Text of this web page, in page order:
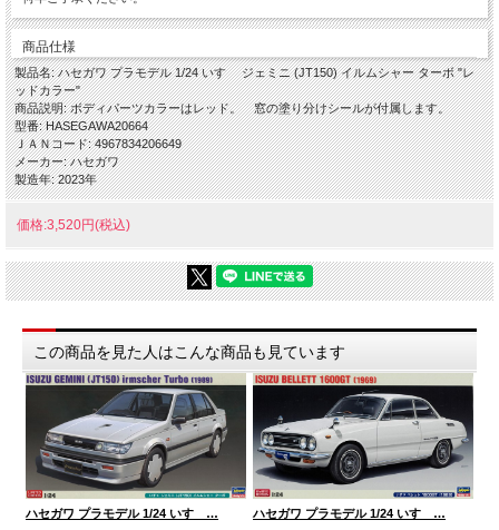
商品仕様
製品名: ハセガワ プラモデル 1/24 いすゞ ジェミニ (JT150) イルムシャー ターボ "レ
ッドカラー"
商品説明: ボディパーツカラーはレッド。 窓の塗り分けシールが付属します。
型番: HASEGAWA20664
ＪＡＮコード: 4967834206649
メーカー: ハセガワ
製造年: 2023年
価格:3,520円(税込)
この商品を見た人はこんな商品も見ています
ハセガワ プラモデル 1/24 いすゞ… ハセガワ プラモデル 1/24 いすゞ…